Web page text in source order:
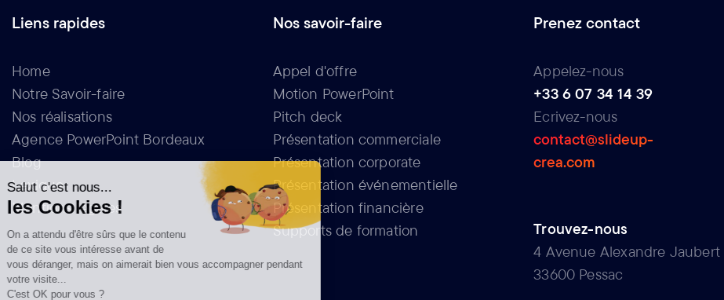
Liens rapides
Home
Notre Savoir-faire
Nos réalisations
Agence PowerPoint Bordeaux
Blog
Lexique
Mentions légales
Nos savoir-faire
Appel d'offre
Motion PowerPoint
Pitch deck
Présentation commerciale
Présentation corporate
Présentation événementielle
Présentation financière
Supports de formation
Prenez contact
Appelez-nous
+33 6 07 34 14 39
Ecrivez-nous
contact@slideup-
crea.com
Trouvez-nous
4 Avenue Alexandre Jaubert
33600 Pessac